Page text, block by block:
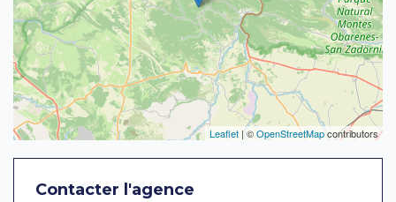
Leaflet | ©OpenStreetMapcontributors
Contacter l'agence